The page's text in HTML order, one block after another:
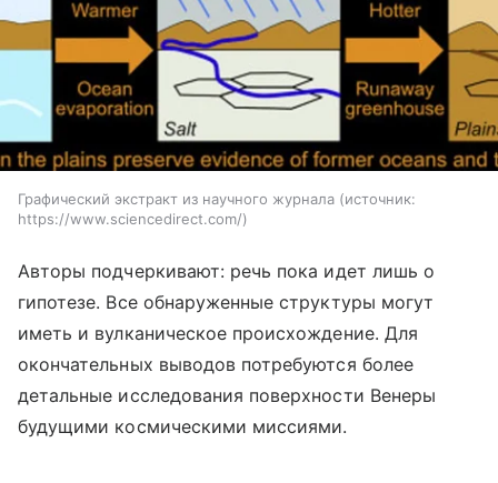
Графический экстракт из научного журнала
источник:
https://www.sciencedirect.com/
Авторы подчеркивают: речь пока идет лишь о
гипотезе. Все обнаруженные структуры могут
иметь и вулканическое происхождение. Для
окончательных выводов потребуются более
детальные исследования поверхности Венеры
будущими космическими миссиями.